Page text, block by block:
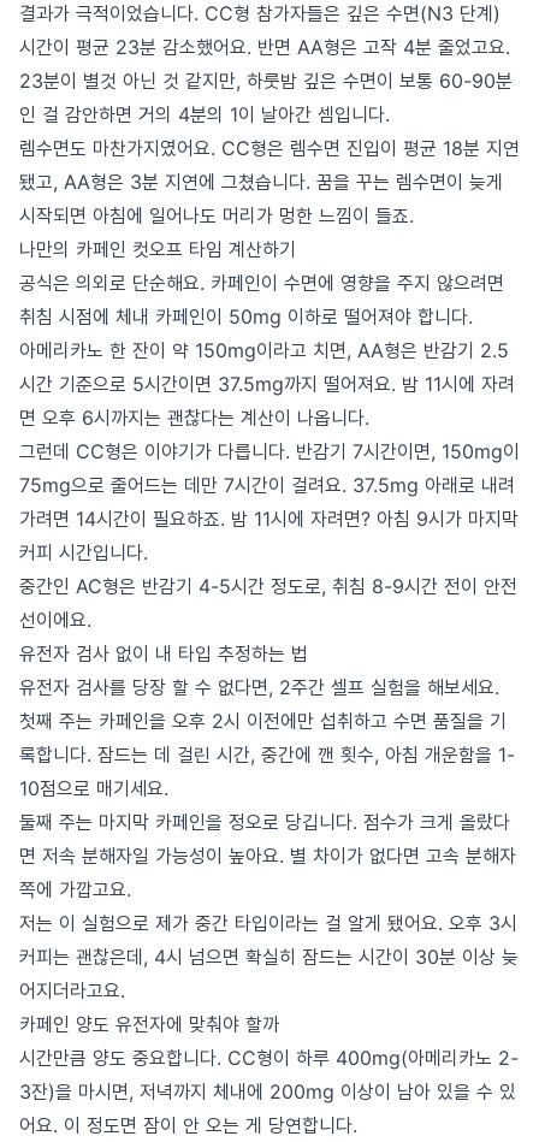
결과가 극적이었습니다. CC형 참가자들은 깊은 수면(N3 단계)
시간이 평균 23분 감소했어요. 반면 AA형은 고작 4분 줄었고요.
23분이 별것 아닌 것 같지만, 하룻밤 깊은 수면이 보통 60-90분
인 걸 감안하면 거의 4분의 1이 날아간 셈입니다.
렘수면도 마찬가지였어요. CC형은 렘수면 진입이 평균 18분 지연
됐고, AA형은 3분 지연에 그쳤습니다. 꿈을 꾸는 렘수면이 늦게
시작되면 아침에 일어나도 머리가 멍한 느낌이 들죠.
나만의 카페인 컷오프 타임 계산하기
공식은 의외로 단순해요. 카페인이 수면에 영향을 주지 않으려면
취침 시점에 체내 카페인이 50mg 이하로 떨어져야 합니다.
아메리카노 한 잔이 약 150mg이라고 치면, AA형은 반감기 2.5
시간 기준으로 5시간이면 37.5mg까지 떨어져요. 밤 11시에 자려
면 오후 6시까지는 괜찮다는 계산이 나옵니다.
그런데 CC형은 이야기가 다릅니다. 반감기 7시간이면, 150mg이
75mg으로 줄어드는 데만 7시간이 걸려요. 37.5mg 아래로 내려
가려면 14시간이 필요하죠. 밤 11시에 자려면? 아침 9시가 마지막
커피 시간입니다.
중간인 AC형은 반감기 4-5시간 정도로, 취침 8-9시간 전이 안전
선이에요.
유전자 검사 없이 내 타입 추정하는 법
유전자 검사를 당장 할 수 없다면, 2주간 셀프 실험을 해보세요.
첫째 주는 카페인을 오후 2시 이전에만 섭취하고 수면 품질을 기
록합니다. 잠드는 데 걸린 시간, 중간에 깬 횟수, 아침 개운함을 1-
10점으로 매기세요.
둘째 주는 마지막 카페인을 정오로 당깁니다. 점수가 크게 올랐다
면 저속 분해자일 가능성이 높아요. 별 차이가 없다면 고속 분해자
쪽에 가깝고요.
저는 이 실험으로 제가 중간 타입이라는 걸 알게 됐어요. 오후 3시
커피는 괜찮은데, 4시 넘으면 확실히 잠드는 시간이 30분 이상 늦
어지더라고요.
카페인 양도 유전자에 맞춰야 할까
시간만큼 양도 중요합니다. CC형이 하루 400mg(아메리카노 2-
3잔)을 마시면, 저녁까지 체내에 200mg 이상이 남아 있을 수 있
어요. 이 정도면 잠이 안 오는 게 당연합니다.